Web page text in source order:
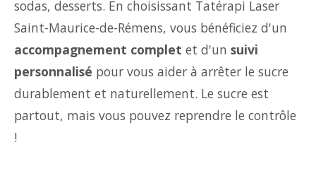
sodas, desserts. En choisissant Tatérapi Laser
Saint-Maurice-de-Rémens, vous bénéficiez d'un
accompagnement complet et d'un suivi
personnalisé pour vous aider à arrêter le sucre
durablement et naturellement. Le sucre est
partout, mais vous pouvez reprendre le contrôle
!